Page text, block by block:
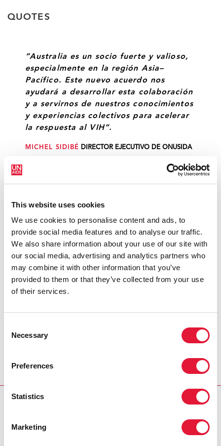
This website uses cookies
We use cookies to personalise content and ads, to
provide social media features and to analyse our traffic.
We also share information about your use of our site with
our social media, advertising and analytics partners who
may combine it with other information that you’ve
provided to them or that they’ve collected from your use
of their services.
Selection
Necessary
Preferences
Statistics
Marketing
QUOTES
“Australia es un socio fuerte y valioso,
especialmente en la región Asia–
Pacífico. Este nuevo acuerdo nos
ayudará a desarrollar esta colaboración
y a servirnos de nuestros conocimientos
y experiencias colectivos para acelerar
la respuesta al VIH”.
MICHEL SIDIBÉ DIRECTOR EJECUTIVO DE ONUSIDA
“Siempre he pensado que Australia es
nivel mundial, y si desempeña su papel,
en colaboración. Hoy me complace
anunciar que el Gobierno australiano
iniciará una nueva colaboración con
ONUSIDA, específicamente en el tema
de la lucha contra el VIH: se invertirán
22,5 millones de dólares australianos en
los próximos años para apoyar a